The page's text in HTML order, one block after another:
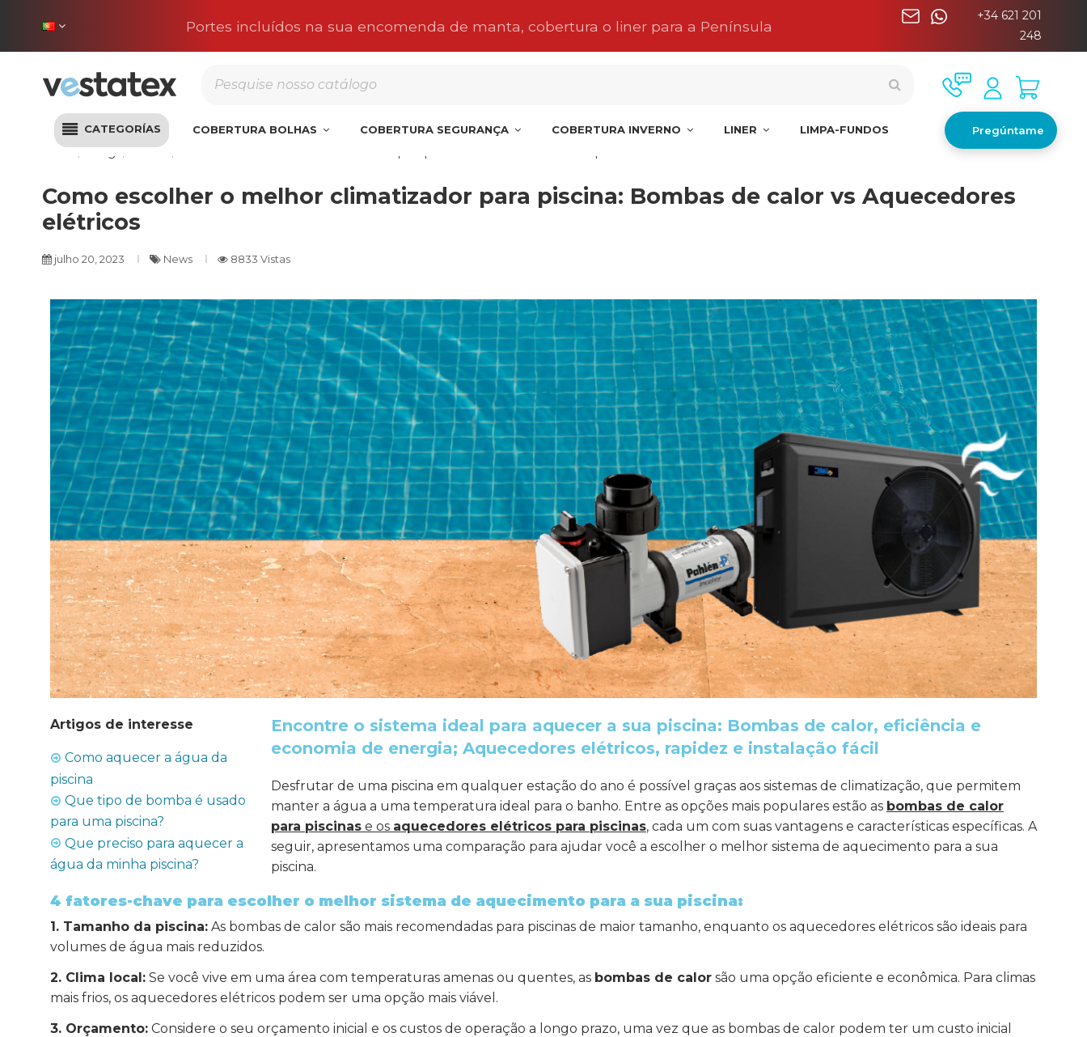
Portes incluídos na sua encomenda de manta, cobertura o liner para a Península
+34 621 201
248
CATEGORÍAS COBERTURA BOLHAS COBERTURA SEGURANÇA COBERTURA INVERNO LINER LIMPA-FUNDOS Pregúntame
Início Blog News
Como escolher o melhor climatizador para piscina: Bombas de calor vs Aquecedores
elétricos
julho 20, 2023 News 8833 Vistas
Artigos de interesse
Como aquecer a água da
piscina
Que tipo de bomba é usado
para uma piscina?
Que preciso para aquecer a
água da minha piscina?
Encontre o sistema ideal para aquecer a sua piscina: Bombas de calor, eficiência e
economia de energia; Aquecedores elétricos, rapidez e instalação fácil
Desfrutar de uma piscina em qualquer estação do ano é possível graças aos sistemas de climatização, que permitem
manter a água a uma temperatura ideal para o banho. Entre as opções mais populares estão as bombas de calor
para piscinase os aquecedores elétricos para piscinas, cada um com suas vantagens e características específicas. A
seguir, apresentamos uma comparação para ajudar você a escolher o melhor sistema de aquecimento para a sua
piscina.
4 fatores-chave para escolher o melhor sistema de aquecimento para a sua piscina:
1. Tamanho da piscina: As bombas de calor são mais recomendadas para piscinas de maior tamanho, enquanto os aquecedores elétricos são ideais para
volumes de água mais reduzidos.
2. Clima local: Se você vive em uma área com temperaturas amenas ou quentes, as bombas de calor são uma opção eficiente e econômica. Para climas
mais frios, os aquecedores elétricos podem ser uma opção mais viável.
3. Orçamento: Considere o seu orçamento inicial e os custos de operação a longo prazo, uma vez que as bombas de calor podem ter um custo inicial